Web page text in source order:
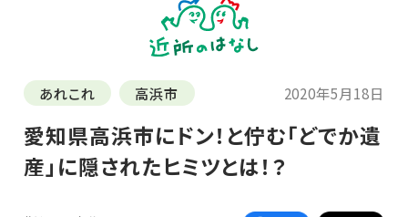
あれこれ 高浜市 2020年5月18日
愛知県高浜市にドン！と佇む「どでか遺
産」に隠されたヒミツとは！？